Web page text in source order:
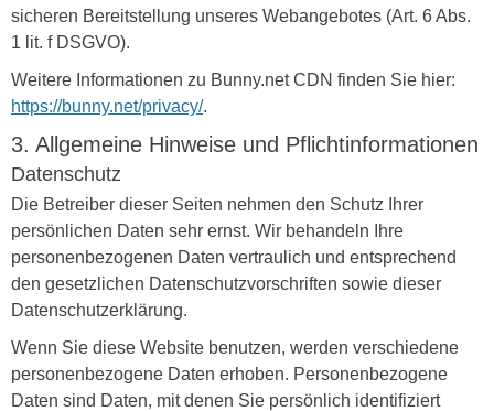
sicheren Bereitstellung unseres Webangebotes (Art. 6 Abs.
1 lit. f DSGVO).
Weitere Informationen zu Bunny.net CDN finden Sie hier:
https://bunny.net/privacy/.
3. Allgemeine Hinweise und Pflicht­informationen
Datenschutz
Die Betreiber dieser Seiten nehmen den Schutz Ihrer
persönlichen Daten sehr ernst. Wir behandeln Ihre
personenbezogenen Daten vertraulich und entsprechend
den gesetzlichen Datenschutzvorschriften sowie dieser
Datenschutzerklärung.
Wenn Sie diese Website benutzen, werden verschiedene
personenbezogene Daten erhoben. Personenbezogene
Daten sind Daten, mit denen Sie persönlich identifiziert